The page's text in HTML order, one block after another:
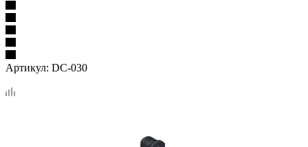
Артикул: DC-030